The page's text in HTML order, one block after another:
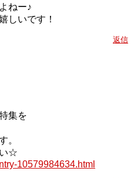
ねー♪
しいです！
返信
集を
。
い☆
10579984634.html